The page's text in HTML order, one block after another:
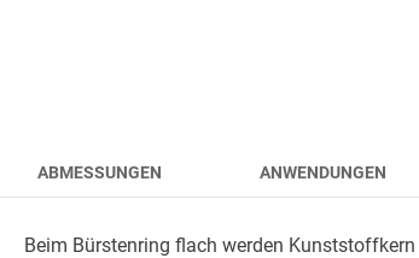
ABMESSUNGEN ANWENDUNGEN
Beim Bürstenring flach werden